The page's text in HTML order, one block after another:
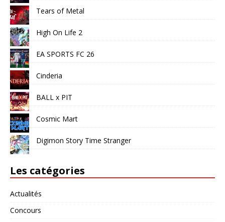
Tears of Metal
High On Life 2
EA SPORTS FC 26
Cinderia
BALL x PIT
Cosmic Mart
Digimon Story Time Stranger
Les catégories
Actualités
Concours